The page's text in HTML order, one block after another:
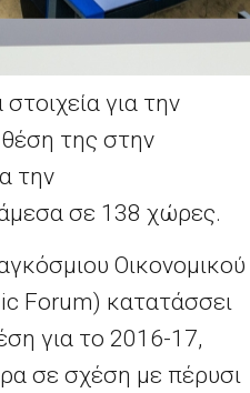
για την
της στην
την
σε 138 χώρες.
Οικονομικού
Forum) κατατάσσει
για το 2016-17,
σε σχέση με πέρυσι